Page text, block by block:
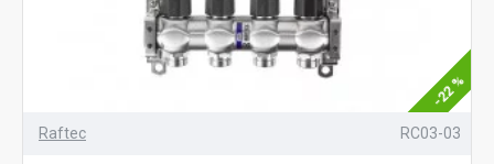
-22 %
Raftec RC03-03